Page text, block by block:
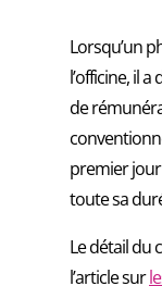
Lorsqu’un
l’officine, il
de
premier
toute sa
Le détail du
l’article sur